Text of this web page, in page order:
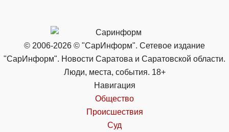
© 2006-2026 © "СарИнформ". Сетевое издание
"СарИнформ". Новости Саратова и Саратовской области.
Люди, места, события. 18+
Навигация
Общество
Происшествия
Суд